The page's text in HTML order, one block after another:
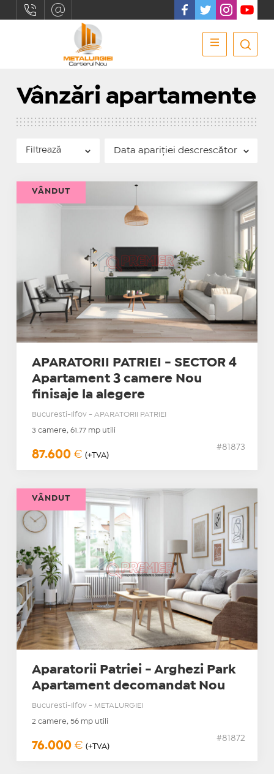
Vânzări apartamente
Filtrează
APARATORII PATRIEI - SECTOR 4
Apartament 3 camere Nou
finisaje la alegere
Bucuresti-Ilfov - APARATORII PATRIEI
3 camere, 61.77 mp utili
87.600 € (+TVA)
#81873
VÂNDUT
Aparatorii Patriei - Arghezi Park
Apartament decomandat Nou
Bucuresti-Ilfov - METALURGIEI
2 camere, 56 mp utili
76.000 € (+TVA)
#81872
VÂNDUT